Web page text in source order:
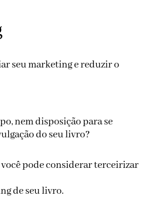
seu marketing e reduzir o
nem disposição para se
do seu livro?
você pode considerar terceirizar
de seu livro.